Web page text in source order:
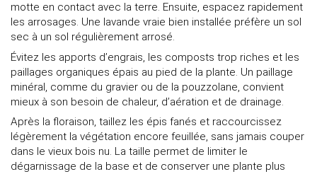
motte en contact avec la terre. Ensuite, espacez rapidement
les arrosages. Une lavande vraie bien installée préfère un sol
sec à un sol régulièrement arrosé.
Évitez les apports d’engrais, les composts trop riches et les
paillages organiques épais au pied de la plante. Un paillage
minéral, comme du gravier ou de la pouzzolane, convient
mieux à son besoin de chaleur, d’aération et de drainage.
Après la floraison, taillez les épis fanés et raccourcissez
légèrement la végétation encore feuillée, sans jamais couper
dans le vieux bois nu. La taille permet de limiter le
dégarnissage de la base et de conserver une plante plus